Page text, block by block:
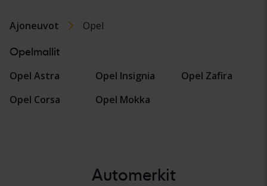
Ajoneuvot Opel
Opelmallit
Opel Astra
Opel Corsa
Opel Insignia
Opel Mokka
Opel Zafira
Automerkit